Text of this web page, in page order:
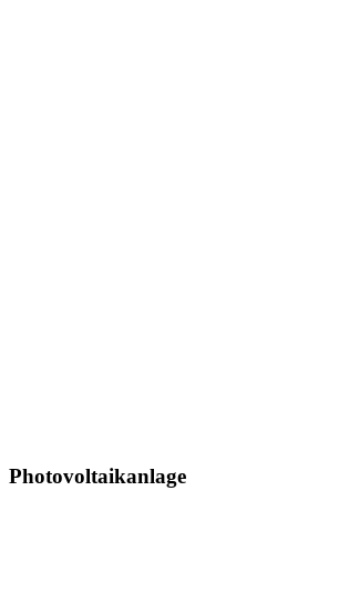
Photovoltaikanlage